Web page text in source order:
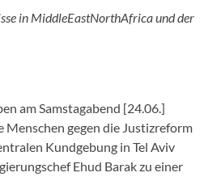
in MiddleEastNorthAfrica und der
am Samstagabend [24.06.]
Menschen gegen die Justizreform
Kundgebung in Tel Aviv
Ehud Barak zu einer